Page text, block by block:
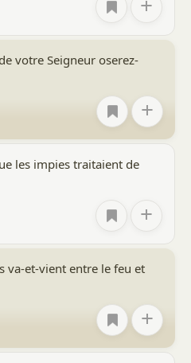
votre Seigneur oserez-
+
les impies traitaient de
+
va-et-vient entre le feu et
+